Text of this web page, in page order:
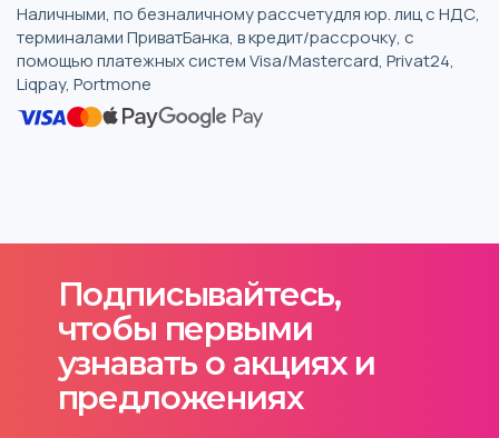
Наличными, по безналичному рассчетудля юр. лиц с НДС,
терминалами ПриватБанка, в кредит/рассрочку, с
помощью платежных систем Visa/Mastercard, Privat24,
Liqpay, Portmone
Подписывайтесь,
чтобы первыми
узнавать о акциях и
предложениях